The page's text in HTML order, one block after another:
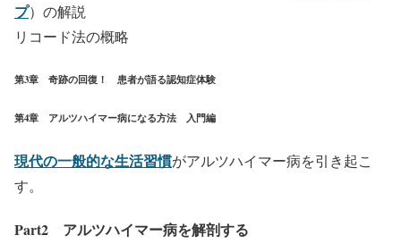
プ）の解説
リコード法の概略
第3章 奇跡の回復！ 患者が語る認知症体験
第4章 アルツハイマー病になる方法 入門編
現代の一般的な生活習慣がアルツハイマー病を引き起こ
す。
Part2 アルツハイマー病を解剖する